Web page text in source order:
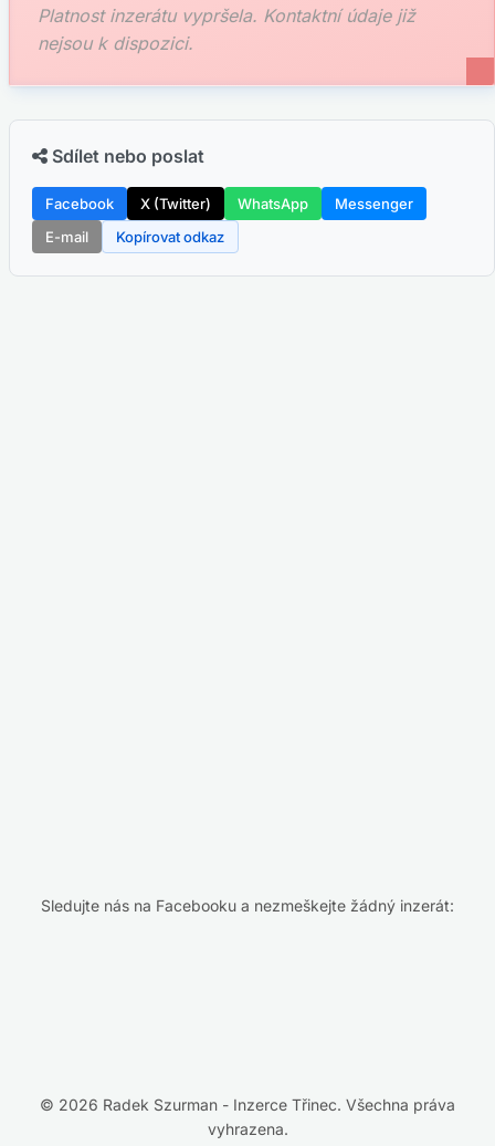
Platnost inzerátu vypršela. Kontaktní údaje již
nejsou k dispozici.
Sdílet nebo poslat
Facebook X (Twitter) WhatsApp
Messenger
E-mail
Kopírovat odkaz
Sledujte nás na Facebooku a nezmeškejte žádný inzerát:
© 2026 Radek Szurman - Inzerce Třinec. Všechna práva
vyhrazena.